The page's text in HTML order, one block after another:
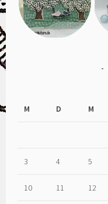
M
D M
3 4 5
10 11 12